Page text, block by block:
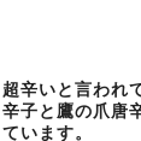
超辛いと言われ
辛子と鷹の爪唐
ています。